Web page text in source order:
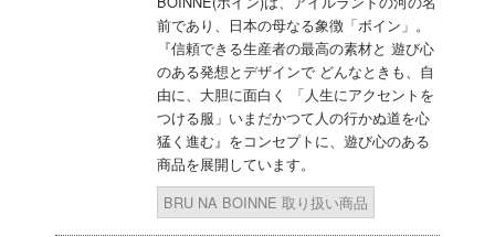
前であり、日本の母なる象徴「ボイン」。
『信頼できる生産者の最高の素材と 遊び心
のある発想とデザインで どんなときも、自
由に、大胆に面白く 「人生にアクセントを
つける服」いまだかつて人の行かぬ道を心
猛く進む』をコンセプトに、遊び心のある
商品を展開しています。
BRU NA BOINNE 取り扱い商品